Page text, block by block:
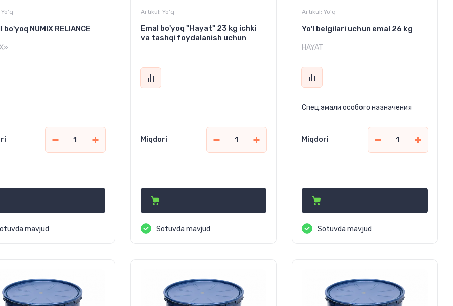
Yo'q
NUMIX RELIANCE
mavjud
Artikul: Yo'q
Emal bo'yoq "Hayat" 23 kg ichki
va tashqi foydalanish uchun
Miqdori
Sotuvda mavjud
Artikul: Yo'q
Yo'l belgilari uchun emal 26 kg
HAYAT
Спец.эмали особого назначения
Miqdori
Sotuvda mavjud